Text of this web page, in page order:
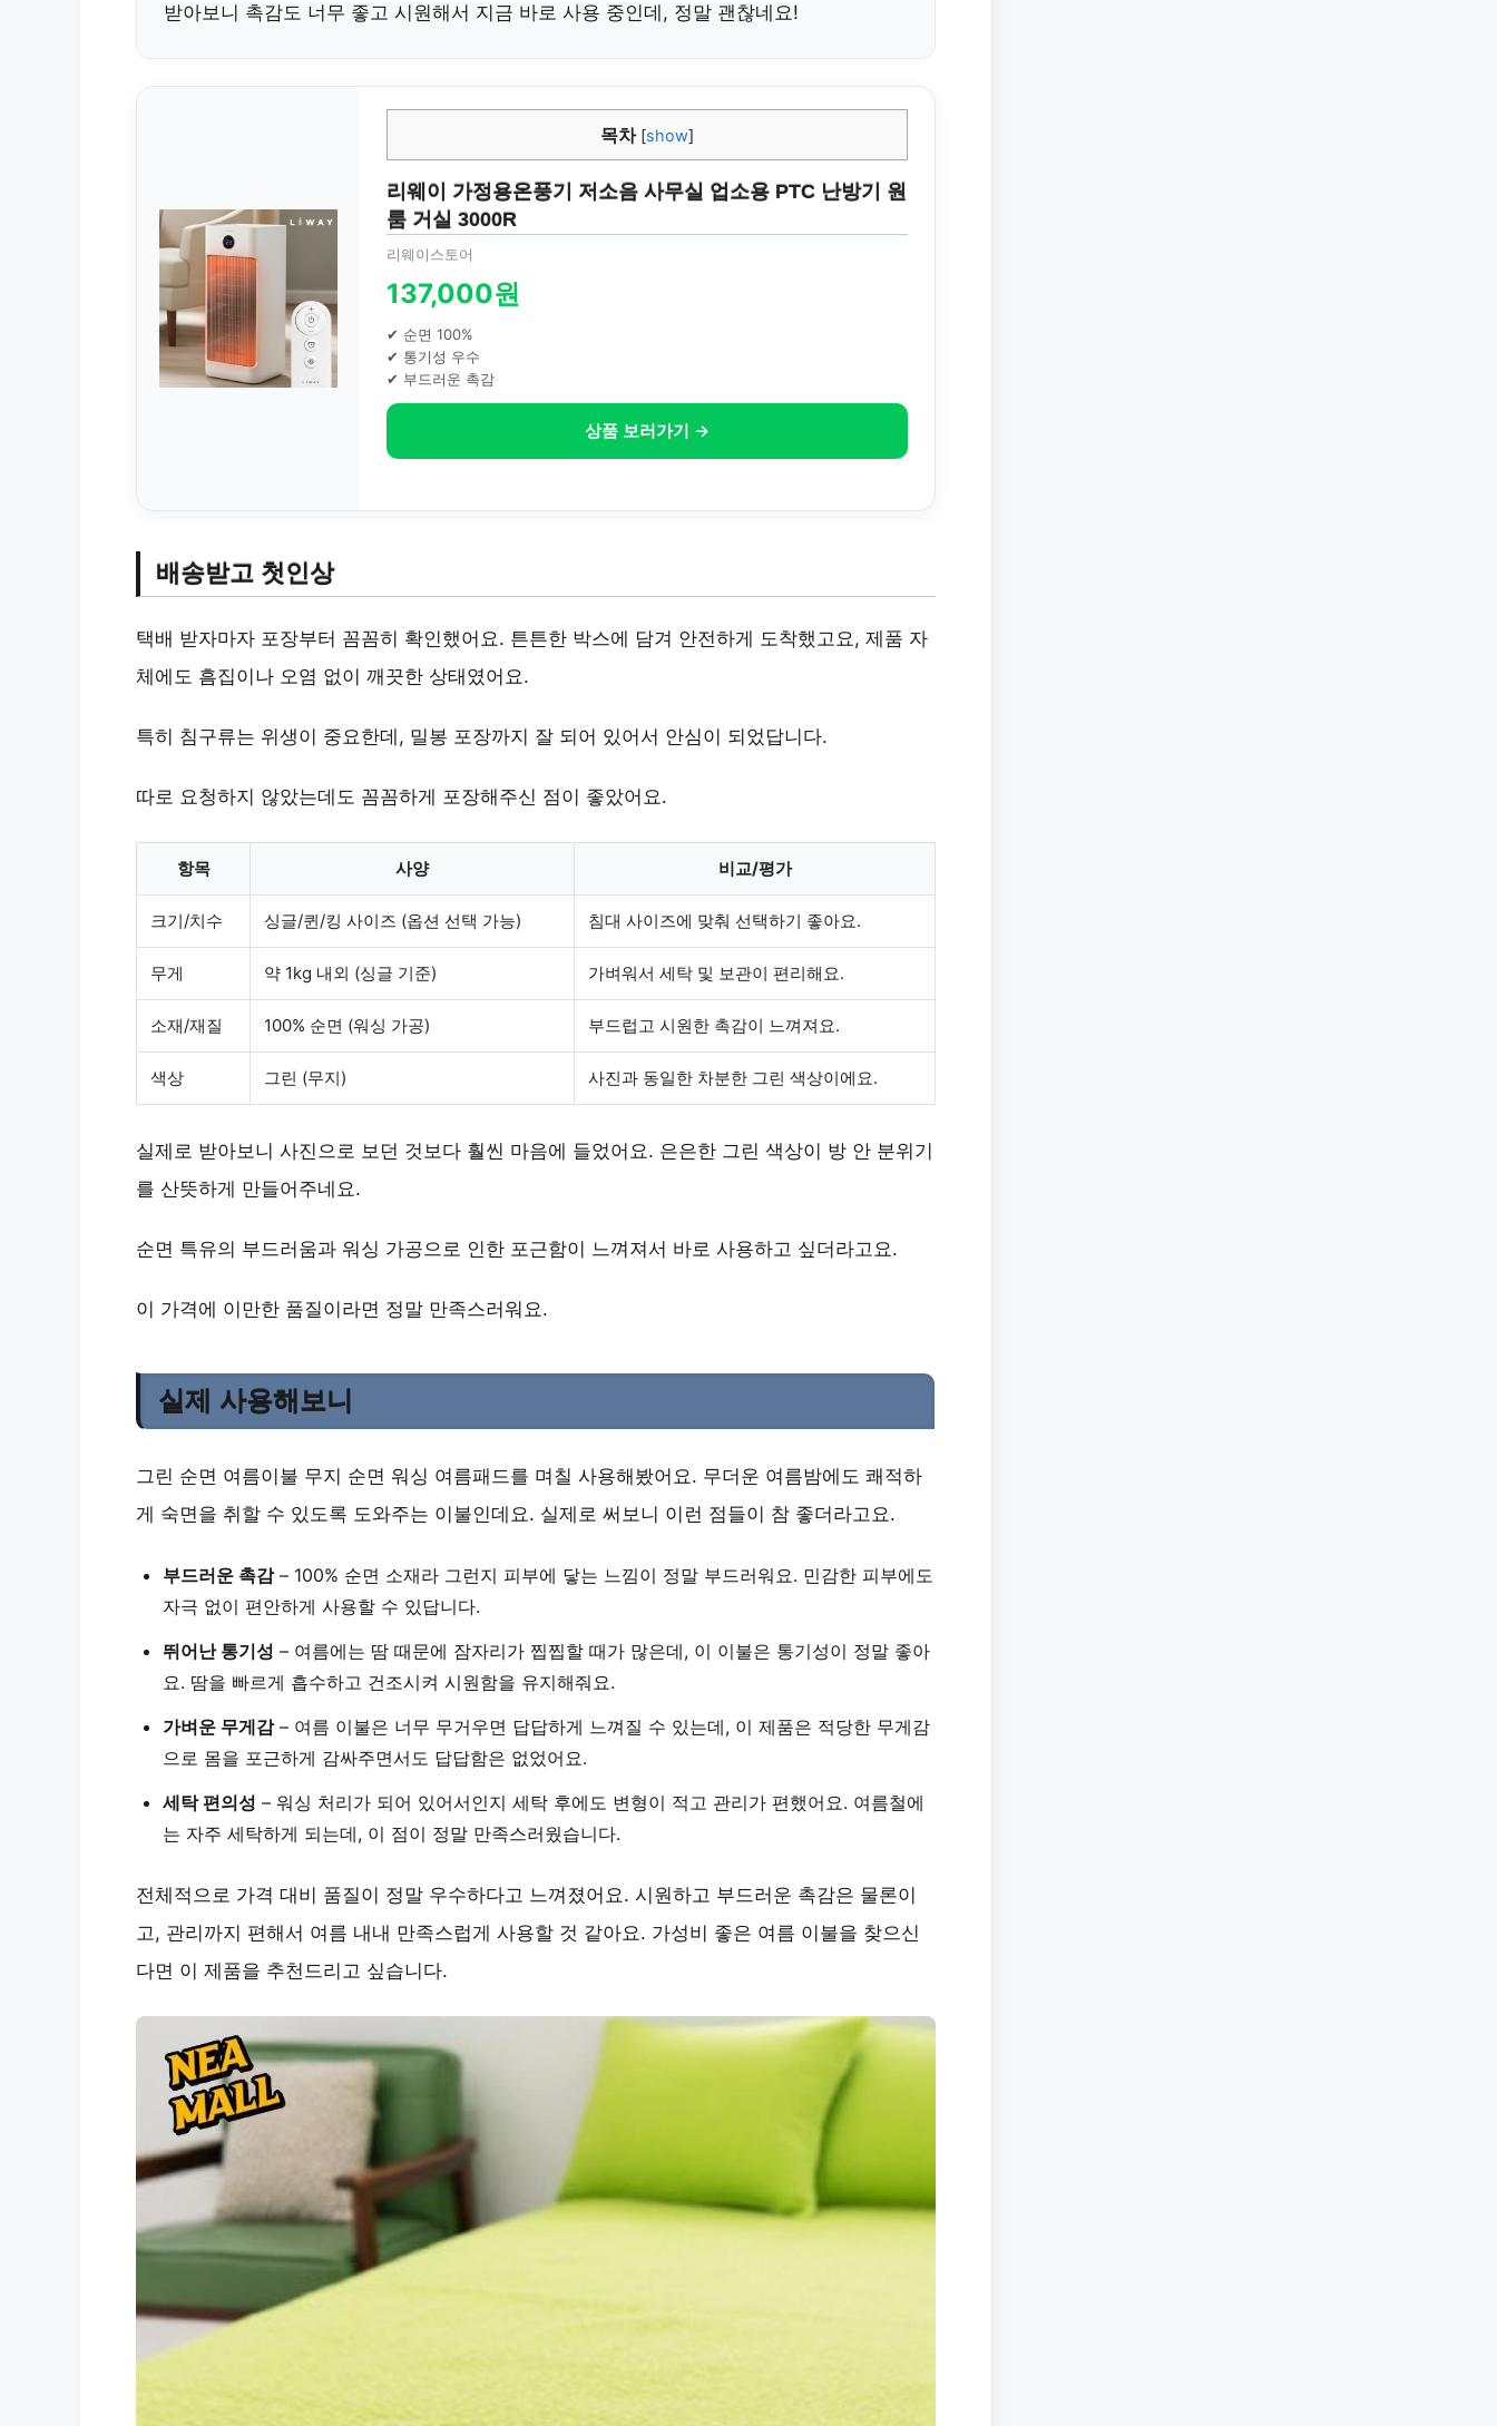
받아보니 촉감도 너무 좋고 시원해서 지금 바로 사용 중인데, 정말 괜찮네요!
목차 [show]
리웨이 가정용온풍기 저소음 사무실 업소용 PTC 난방기 원
룸 거실 3000R
리웨이스토어
137,000원
✔ 순면 100%
✔ 통기성 우수
✔ 부드러운 촉감
상품 보러가기 →
배송받고 첫인상
택배 받자마자 포장부터 꼼꼼히 확인했어요. 튼튼한 박스에 담겨 안전하게 도착했고요, 제품 자
체에도 흠집이나 오염 없이 깨끗한 상태였어요.
특히 침구류는 위생이 중요한데, 밀봉 포장까지 잘 되어 있어서 안심이 되었답니다.
따로 요청하지 않았는데도 꼼꼼하게 포장해주신 점이 좋았어요.
항목 사양 비교/평가
크기/치수 싱글/퀸/킹 사이즈 (옵션 선택 가능) 침대 사이즈에 맞춰 선택하기 좋아요.
무게 약 1kg 내외 (싱글 기준) 가벼워서 세탁 및 보관이 편리해요.
소재/재질 100% 순면 (워싱 가공) 부드럽고 시원한 촉감이 느껴져요.
색상 그린 (무지) 사진과 동일한 차분한 그린 색상이에요.
실제로 받아보니 사진으로 보던 것보다 훨씬 마음에 들었어요. 은은한 그린 색상이 방 안 분위기
를 산뜻하게 만들어주네요.
순면 특유의 부드러움과 워싱 가공으로 인한 포근함이 느껴져서 바로 사용하고 싶더라고요.
이 가격에 이만한 품질이라면 정말 만족스러워요.
실제 사용해보니
그린 순면 여름이불 무지 순면 워싱 여름패드를 며칠 사용해봤어요. 무더운 여름밤에도 쾌적하
게 숙면을 취할 수 있도록 도와주는 이불인데요. 실제로 써보니 이런 점들이 참 좋더라고요.
부드러운 촉감– 100% 순면 소재라 그런지 피부에 닿는 느낌이 정말 부드러워요. 민감한 피부에도
자극 없이 편안하게 사용할 수 있답니다.
뛰어난 통기성 – 여름에는 땀 때문에 잠자리가 찝찝할 때가 많은데, 이 이불은 통기성이 정말 좋아
요. 땀을 빠르게 흡수하고 건조시켜 시원함을 유지해줘요.
가벼운 무게감– 여름 이불은 너무 무거우면 답답하게 느껴질 수 있는데, 이 제품은 적당한 무게감
으로 몸을 포근하게 감싸주면서도 답답함은 없었어요.
세탁 편의성 – 워싱 처리가 되어 있어서인지 세탁 후에도 변형이 적고 관리가 편했어요. 여름철에
는 자주 세탁하게 되는데, 이 점이 정말 만족스러웠습니다.
전체적으로 가격 대비 품질이 정말 우수하다고 느껴졌어요. 시원하고 부드러운 촉감은 물론이
고, 관리까지 편해서 여름 내내 만족스럽게 사용할 것 같아요. 가성비 좋은 여름 이불을 찾으신
다면 이 제품을 추천드리고 싶습니다.